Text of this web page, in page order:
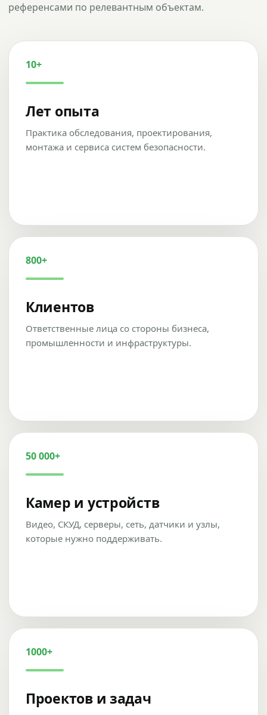
референсами по релевантным объектам.
10+
Лет опыта
Практика обследования, проектирования,
монтажа и сервиса систем безопасности.
800+
Клиентов
Ответственные лица со стороны бизнеса,
промышленности и инфраструктуры.
50 000+
Камер и устройств
Видео, СКУД, серверы, сеть, датчики и узлы,
которые нужно поддерживать.
1000+
Проектов и задач